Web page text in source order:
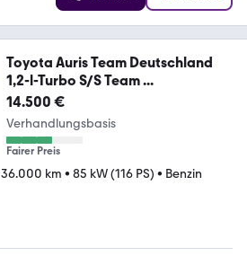
Toyota Auris Team Deutschland
1,2-l-Turbo S/S Team ...
14.500 €
Verhandlungsbasis
Fairer Preis
36.000 km • 85 kW (116 PS) • Benzin